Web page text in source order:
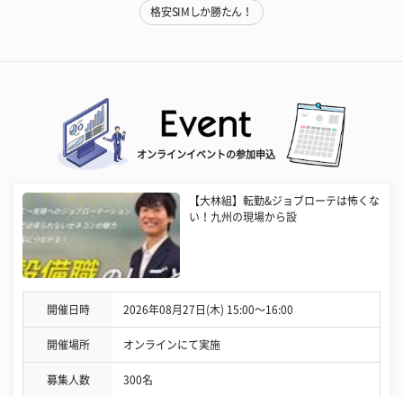
格安SIMしか勝たん！
オンラインイベントの参加申込
【大林組】転勤&ジョブローテは怖くな
い！九州の現場から設
開催日時 2026年08月27日(木) 15:00〜16:00
開催場所 オンラインにて実施
募集人数 300名